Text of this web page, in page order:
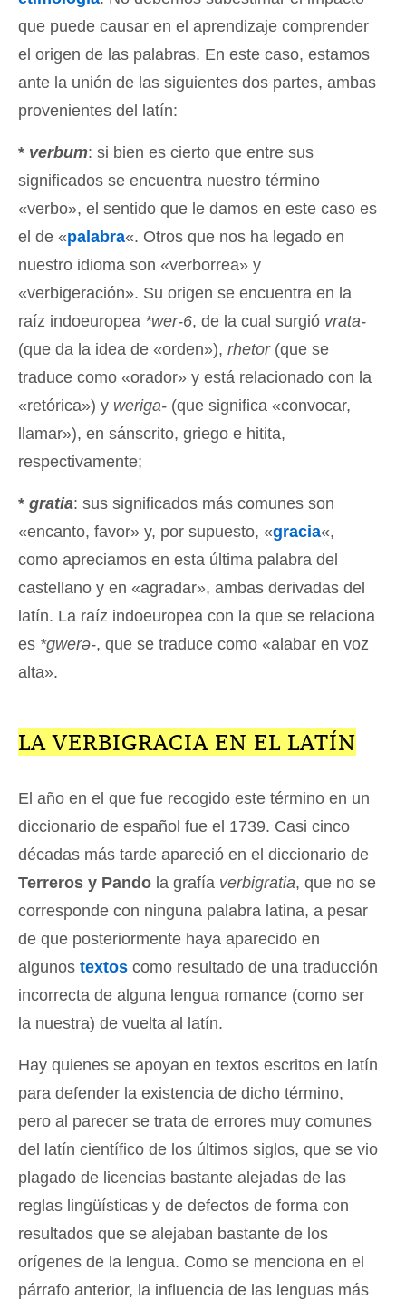
que puede causar en el aprendizaje comprender
el origen de las palabras. En este caso, estamos
ante la unión de las siguientes dos partes, ambas
provenientes del latín:
* verbum: si bien es cierto que entre sus
significados se encuentra nuestro término
«verbo», el sentido que le damos en este caso es
el de «palabra«. Otros que nos ha legado en
nuestro idioma son «verborrea» y
«verbigeración». Su origen se encuentra en la
raíz indoeuropea *wer-6, de la cual surgió vrata-
(que da la idea de «orden»), rhetor(que se
traduce como «orador» y está relacionado con la
«retórica») y weriga- (que significa «convocar,
llamar»), en sánscrito, griego e hitita,
respectivamente;
* gratia: sus significados más comunes son
«encanto, favor» y, por supuesto, «gracia«,
como apreciamos en esta última palabra del
castellano y en «agradar», ambas derivadas del
latín. La raíz indoeuropea con la que se relaciona
es *gwerə-, que se traduce como «alabar en voz
alta».
LA VERBIGRACIA EN EL LATÍN
El año en el que fue recogido este término en un
diccionario de español fue el 1739. Casi cinco
décadas más tarde apareció en el diccionario de
Terreros y Pando la grafía verbigratia, que no se
corresponde con ninguna palabra latina, a pesar
de que posteriormente haya aparecido en
algunos textos como resultado de una traducción
incorrecta de alguna lengua romance (como ser
la nuestra) de vuelta al latín.
Hay quienes se apoyan en textos escritos en latín
para defender la existencia de dicho término,
pero al parecer se trata de errores muy comunes
del latín científico de los últimos siglos, que se vio
plagado de licencias bastante alejadas de las
reglas lingüísticas y de defectos de forma con
resultados que se alejaban bastante de los
orígenes de la lengua. Como se menciona en el
párrafo anterior, la influencia de las lenguas más